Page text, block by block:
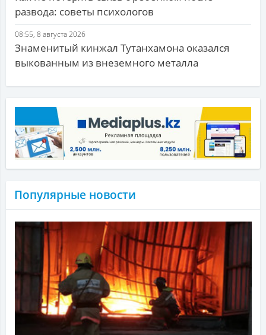
развода: советы психологов
08:55, 8 августа 2026
Знаменитый кинжал Тутанхамона оказался
выкованным из внеземного металла
Популярные новости